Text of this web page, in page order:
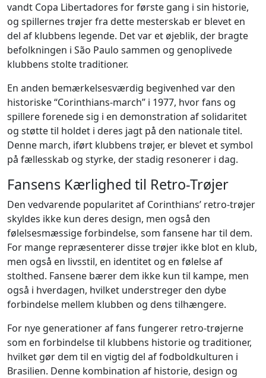
vandt Copa Libertadores for første gang i sin historie,
og spillernes trøjer fra dette mesterskab er blevet en
del af klubbens legende. Det var et øjeblik, der bragte
befolkningen i São Paulo sammen og genoplivede
klubbens stolte traditioner.
En anden bemærkelsesværdig begivenhed var den
historiske “Corinthians-march” i 1977, hvor fans og
spillere forenede sig i en demonstration af solidaritet
og støtte til holdet i deres jagt på den nationale titel.
Denne march, iført klubbens trøjer, er blevet et symbol
på fællesskab og styrke, der stadig resonerer i dag.
Fansens Kærlighed til Retro-Trøjer
Den vedvarende popularitet af Corinthians’ retro-trøjer
skyldes ikke kun deres design, men også den
følelsesmæssige forbindelse, som fansene har til dem.
For mange repræsenterer disse trøjer ikke blot en klub,
men også en livsstil, en identitet og en følelse af
stolthed. Fansene bærer dem ikke kun til kampe, men
også i hverdagen, hvilket understreger den dybe
forbindelse mellem klubben og dens tilhængere.
For nye generationer af fans fungerer retro-trøjerne
som en forbindelse til klubbens historie og traditioner,
hvilket gør dem til en vigtig del af fodboldkulturen i
Brasilien. Denne kombination af historie, design og